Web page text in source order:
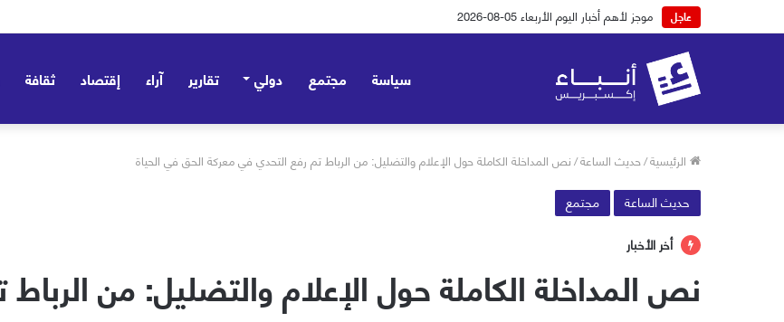
عاجل موجز لأهم أخبار اليوم الثلاثاء 04-08-2026
سياسة مجتمع دولي تقارير آراء إقتصاد ثقافة
الرئيسية/حديث الساعة/نص المداخلة الكاملة حول الإعلام والتضليل: من الرباط تم رفع التحدي في معركة الحق في الحياة
حديث الساعة
مجتمع
أخر الأخبار
نص المداخلة الكاملة حول الإعلام والتضليل: من